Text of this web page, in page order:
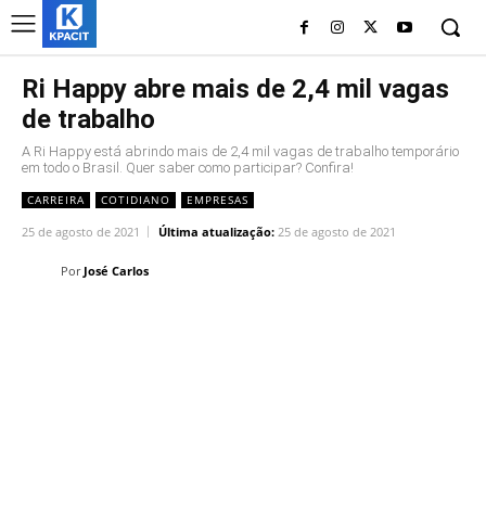
Ri Happy abre mais de 2,4 mil vagas
de trabalho
A Ri Happy está abrindo mais de 2,4 mil vagas de trabalho temporário
em todo o Brasil. Quer saber como participar? Confira!
CARREIRA COTIDIANO EMPRESAS
25 de agosto de 2021 Última atualização: 25 de agosto de 2021
Por José Carlos